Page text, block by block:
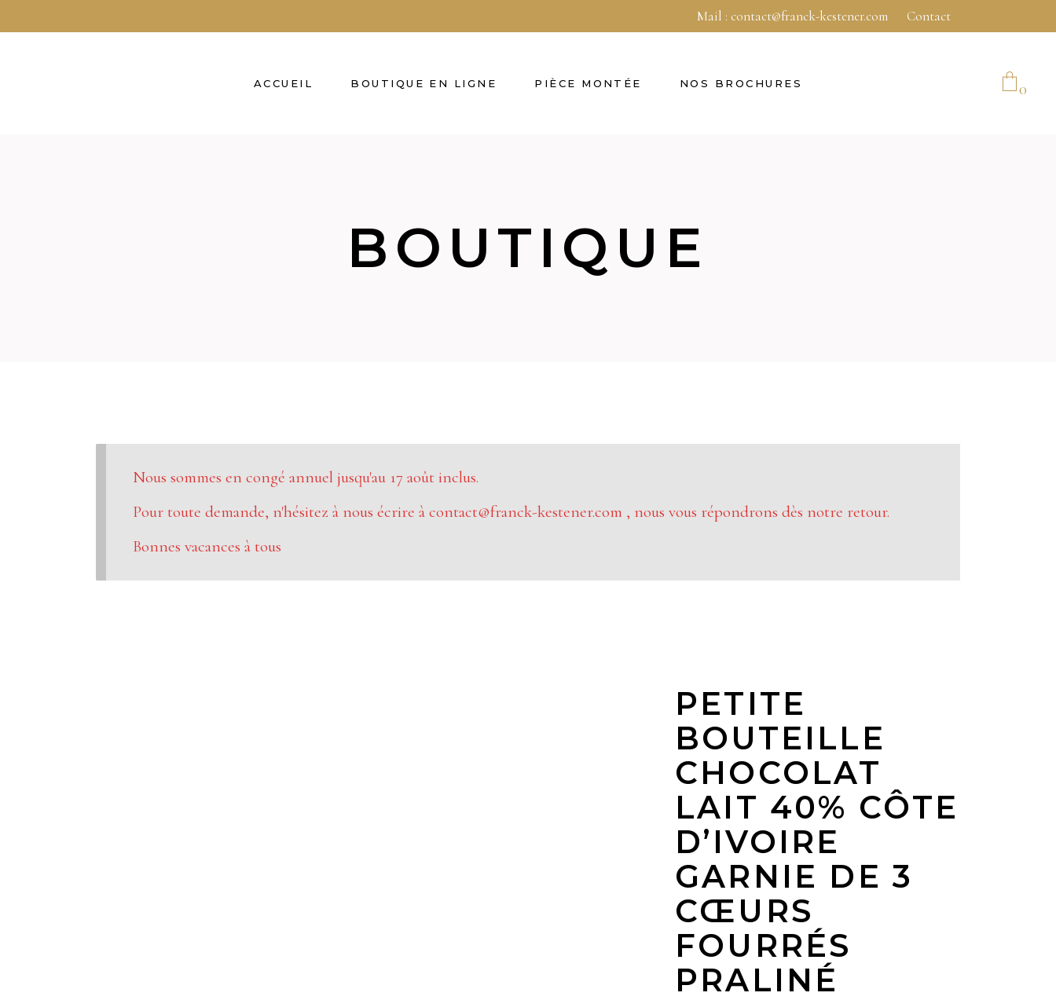
Mail : contact@franck-kestener.com Contact
ACCUEIL BOUTIQUE EN LIGNE PIÈCE MONTÉE NOS BROCHURES 0
BOUTIQUE
Nous sommes en congé annuel jusqu'au 17 août inclus.
Pour toute demande, n'hésitez à nous écrire à contact@franck-kestener.com , nous vous répondrons dès notre retour.
Bonnes vacances à tous
PETITE
BOUTEILLE
CHOCOLAT
LAIT 40% CÔTE
D’IVOIRE
GARNIE DE 3
CŒURS
FOURRÉS
PRALINÉ